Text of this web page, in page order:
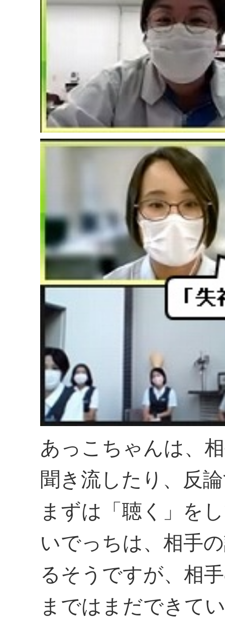
あっこちゃんは、
聞き流したり、反
まずは「聴く」を
いでっちは、相手
るそうですが、相
まではまだできて